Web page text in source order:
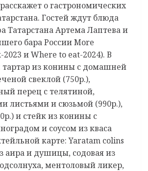
о гастрономических
Гостей ждут блюда
Татарстана Артема Лаптева и
бара России More
и Where to eat-2024). В
из конины с домашней
свеклой (750р.),
перец с телятиной,
листьями и сюзьмой (990р.),
и стейк из конины с
и соусом из кваса
карте: Yaratam colins
аира и душицы, содовая из
ментоловый ликер,